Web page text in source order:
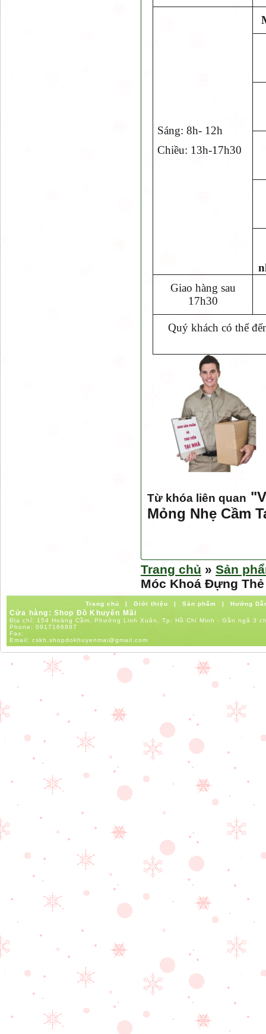
Sáng: 8h- 12h
Chiều: 13h-17h30
Giao hàng sau
17h30
Quý khách có thể
Từ khóa liên quan "
Mỏng Nhẹ Cầm
Trang chủ » Sản
Móc Khoá Đựng
Trang chủ | Giới thiệu | Sản phẩm | Hướng
Cửa hàng: Shop Đồ Khuyến Mãi
Địa chỉ: 154 Hoàng Cầm, Phường Linh Xuân, Tp. Hồ Chí Minh - Gần ngã 3
Phone: 0917166887
Fax:
Email: cskh.shopdokhuyenmai@gmail.com